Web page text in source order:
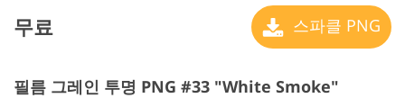
무료 스파클 PNG
필름 그레인 투명 PNG #33 "White Smoke"